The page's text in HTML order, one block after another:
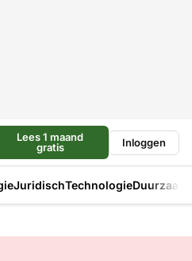
Lees 1 maand
gratis
Inloggen
JuridischTechnologie